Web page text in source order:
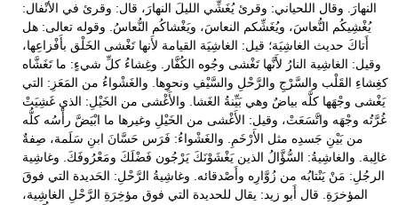
النهارَ. وقال اللحياني: وقرئ يُغَشِّي الليلَ النهارَ، قال: وقرئ في الأَنْفال:
يُغْشِيكُم النُّعاسَ، ويُغَشِّكم النعاسَ، ويَغْشاكُم النُّعاسُ. وقوله تعالى: هل
أَتاكَ حديث الغاشِيَة؛ قيل: الغاشِيَة القيامة لأَنها تَغْشى الخَلْق بأَفْزاعِها،
وقيل: الغاشِية النارُ لأَنَّها تَغْشى وجُوه الكُفَّار. وغِشاءُ كلِّ شيءٍ: ما تَغَشَّاه
كغِشاءِ القَلْب والسَّرْجِ والرَّحْلِ والسَّيْفِ ونحوِها. والغَشْواءُ من المَعَزِ: التي
يَغْشى وجْهَها كلَّه بياضٌ وهي بَيِّنةُ الغَشا. والأَغْشى من الخَيْلِ: الذي غَشِيَتْ
غُرَّتُه وجْهَه واتَّسَعَتْ، وقيل: الأَغْشى من الخَيْلِ وغيرها ما ابْيَضَّ رأْسُه كلُّه
من بَيْنِ جَسدِه مثل الأَرْخَمِ. والغَشْواءُ: فَرَس حَسَّانَ ابنِ سَلَمة، صِفةٌ
غالِبة. والغاشِيةُ: السُّؤَّالُ الذين يَغْشَوْنَكَ يَرْجُون فَضْلَكَ ومَعْرُوفَكَ. وغاشِية
الرجُلِ: مَنْ يَنْتابُه من زُوَّارِه وأَصْدقائه. وغاشِيةُ الرَّحْلِ: الحَديدة التي فوقَ
المؤخرَةِ. قال أَبو زيد: يقال للحديدة التي فوق مؤخِرَةِ الرَّحْلِ الغاشِية،